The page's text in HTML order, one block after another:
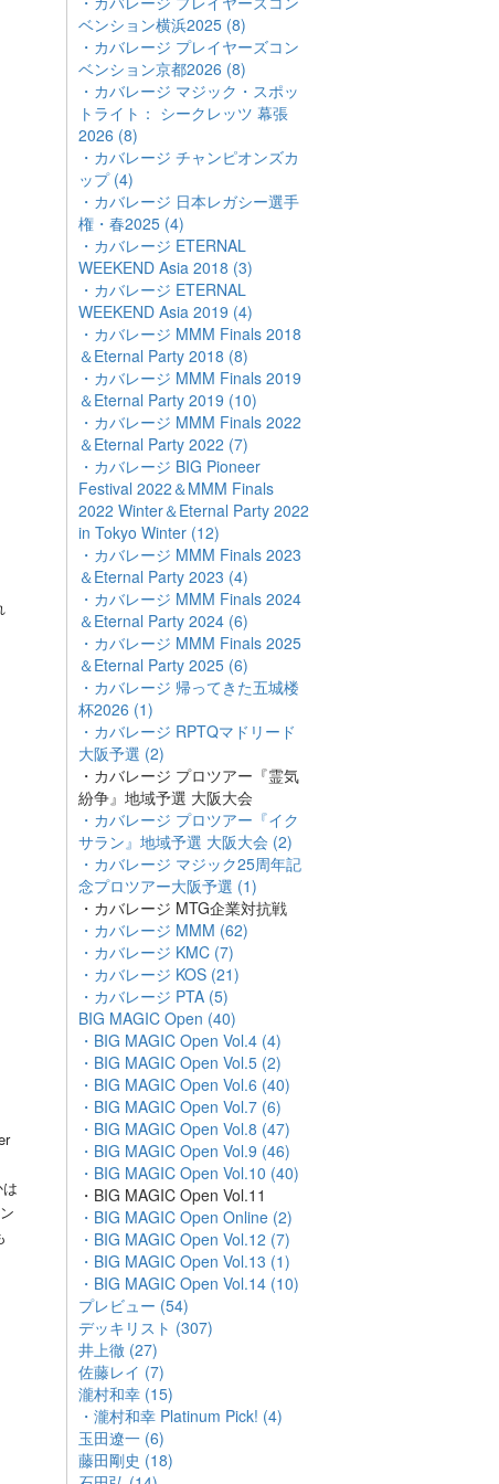
ベンション横浜2025 (8)
・カバレージ プレイヤーズコン
ベンション京都2026 (8)
・カバレージ マジック・スポッ
トライト： シークレッツ 幕張
2026 (8)
・カバレージ チャンピオンズカ
ップ (4)
・カバレージ 日本レガシー選手
権・春2025 (4)
・カバレージ ETERNAL
WEEKEND Asia 2018 (3)
・カバレージ ETERNAL
WEEKEND Asia 2019 (4)
・カバレージ MMM Finals 2018
＆Eternal Party 2018 (8)
・カバレージ MMM Finals 2019
＆Eternal Party 2019 (10)
・カバレージ MMM Finals 2022
＆Eternal Party 2022 (7)
・カバレージ BIG Pioneer
Festival 2022＆MMM Finals
2022 Winter＆Eternal Party 2022
in Tokyo Winter (12)
・カバレージ MMM Finals 2023
＆Eternal Party 2023 (4)
・カバレージ MMM Finals 2024
＆Eternal Party 2024 (6)
・カバレージ MMM Finals 2025
＆Eternal Party 2025 (6)
・カバレージ 帰ってきた五城楼
杯2026 (1)
・カバレージ RPTQマドリード
大阪予選 (2)
・カバレージ プロツアー『霊気
紛争』地域予選 大阪大会
・カバレージ プロツアー『イク
サラン』地域予選 大阪大会 (2)
・カバレージ マジック25周年記
念プロツアー大阪予選 (1)
・カバレージ MTG企業対抗戦
・カバレージ MMM (62)
・カバレージ KMC (7)
・カバレージ KOS (21)
・カバレージ PTA (5)
BIG MAGIC Open (40)
・BIG MAGIC Open Vol.4 (4)
・BIG MAGIC Open Vol.5 (2)
・BIG MAGIC Open Vol.6 (40)
・BIG MAGIC Open Vol.7 (6)
・BIG MAGIC Open Vol.8 (47)
・BIG MAGIC Open Vol.9 (46)
・BIG MAGIC Open Vol.10 (40)
・BIG MAGIC Open Vol.11
・BIG MAGIC Open Online (2)
・BIG MAGIC Open Vol.12 (7)
・BIG MAGIC Open Vol.13 (1)
・BIG MAGIC Open Vol.14 (10)
プレビュー (54)
デッキリスト (307)
井上徹 (27)
佐藤レイ (7)
瀧村和幸 (15)
・瀧村和幸 Platinum Pick! (4)
玉田遼一 (6)
藤田剛史 (18)